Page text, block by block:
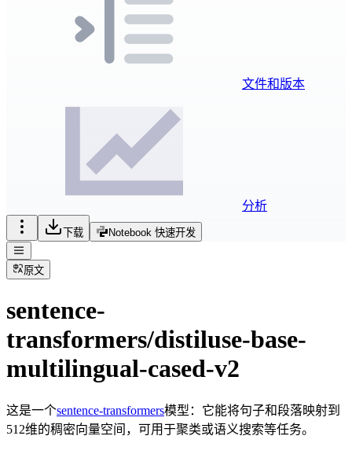
文件和版本
分析
下载 Notebook 快速开发
原文
sentence-
transformers/distiluse-base-
multilingual-cased-v2
这是一个sentence-transformers模型：它能将句子和段落映射到
512维的稠密向量空间，可用于聚类或语义搜索等任务。